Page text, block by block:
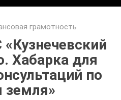
грамотность
Хабарка для
по
земля»